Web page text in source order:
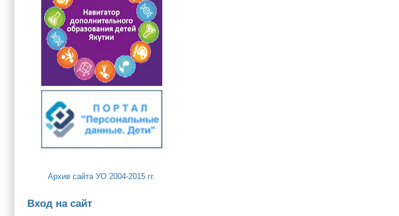
Архив сайта УО 2004-2015 гг.
Вход на сайт